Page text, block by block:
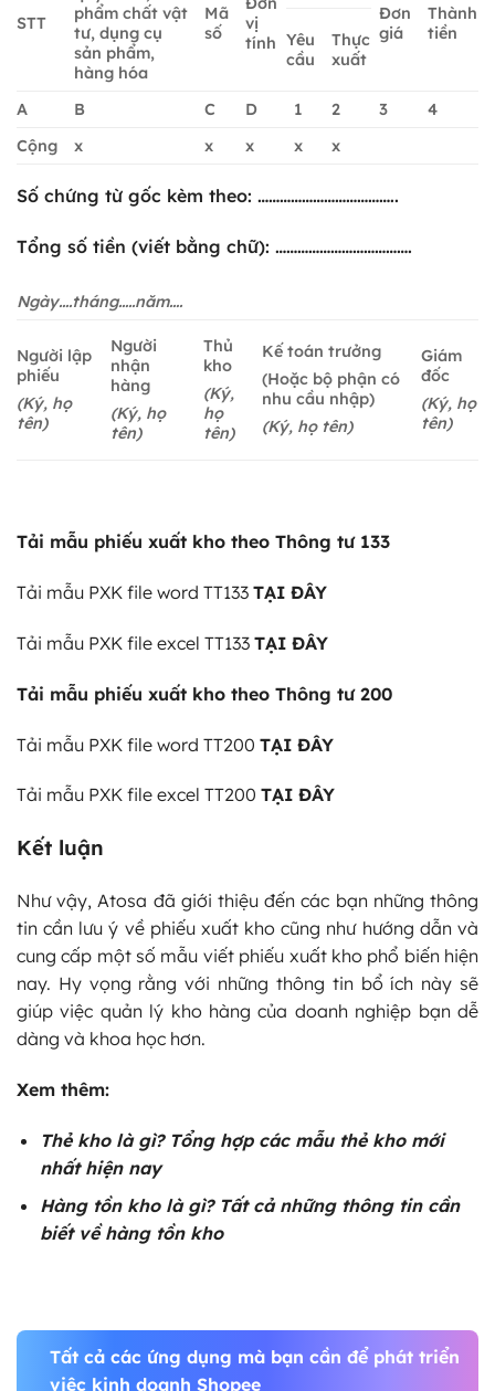
STT
phẩm chất vật
tư, dụng cụ
sản phẩm,
hàng hóa
Mã
số
vị
tính
Đơn
giá
Thành
tiền
Yêu
cầu
Thực
xuất
A B C D 1 2 3
4
Cộng
x x x x x
Số chứng từ gốc kèm theo: ………………………………..
Tổng số tiền (viết bằng chữ): ……………………………….
Ngày….tháng…..năm….
Người lập
phiếu
(Ký, họ
tên)
Người
nhận
hàng
(Ký, họ
tên)
Thủ
kho
(Ký,
họ
tên)
Kế toán trưởng
(Hoặc bộ phận có
nhu cầu nhập)
(Ký, họ tên)
Giám
đốc
(Ký, họ
tên)
Tải mẫu phiếu xuất kho theo Thông tư 133
Tải mẫu PXK file word TT133 TẠI ĐÂY
Tải mẫu PXK file excel TT133 TẠI ĐÂY
Tải mẫu phiếu xuất kho theo Thông tư 200
Tải mẫu PXK file word TT200 TẠI ĐÂY
Tải mẫu PXK file excel TT200 TẠI ĐÂY
Kết luận
Như vậy, Atosa đã giới thiệu đến các bạn những thông
tin cần lưu ý về phiếu xuất kho cũng như hướng dẫn và
cung cấp một số mẫu viết phiếu xuất kho phổ biến hiện
nay. Hy vọng rằng với những thông tin bổ ích này sẽ
giúp việc quản lý kho hàng của doanh nghiệp bạn dễ
dàng và khoa học hơn.
Xem thêm:
Thẻ kho là gì? Tổng hợp các mẫu thẻ kho mới
nhất hiện nay
Hàng tồn kho là gì? Tất cả những thông tin cần
biết về hàng tồn kho
Tất cả các ứng dụng mà bạn cần để phát triển
việc kinh doanh Shopee